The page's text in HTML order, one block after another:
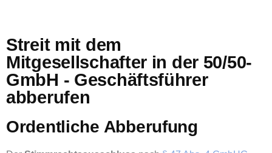
Streit mit dem
Mitgesellschafter in der 50/50-
GmbH - Geschäftsführer
abberufen
Ordentliche Abberufung